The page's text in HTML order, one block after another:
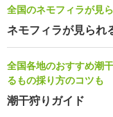
全国のネモフィラが見
ネモフィラが見られ
全国各地のおすすめ潮
るもの採り方のコツも
潮干狩りガイド